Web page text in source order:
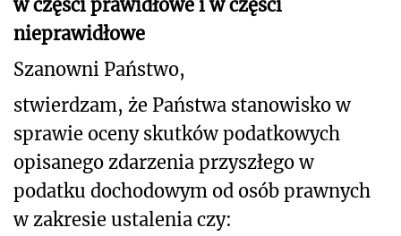
w części prawidłowe i w części
nieprawidłowe
Szanowni Państwo,
stwierdzam, że Państwa stanowisko w
sprawie oceny skutków podatkowych
opisanego zdarzenia przyszłego w
podatku dochodowym od osób prawnych
w zakresie ustalenia czy: